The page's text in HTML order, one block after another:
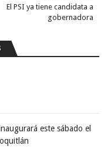
El PSI ya tiene candidata a
gobernadora
este sábado el